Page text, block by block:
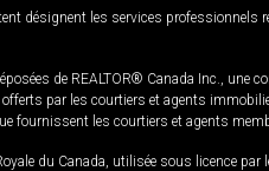
désignent les services professionnels
de REALTOR® Canada Inc.,
par les courtiers et agents
fournissent les courtiers et agents
du Canada, utilisée sous licence